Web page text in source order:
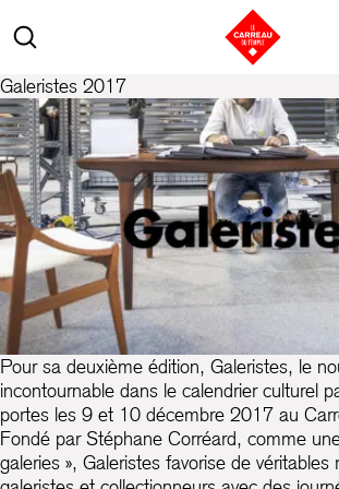
Rechercher
Galeristes 2017
Pour sa deuxième édition, Galeristes, le
incontournable dans le calendrier culturel
portes les 9 et 10 décembre 2017 au
Fondé par Stéphane Corréard, comme
galeries », Galeristes favorise de véritables